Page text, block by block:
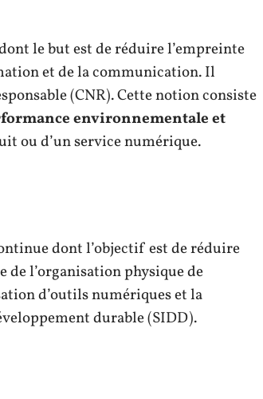
le but est de réduire l’empreinte
et de la communication. Il
(CNR). Cette notion consiste
environnementale et
ou d’un service numérique.
dont l’objectif est de réduire
de l’organisation physique de
d’outils numériques et la
durable (SIDD).